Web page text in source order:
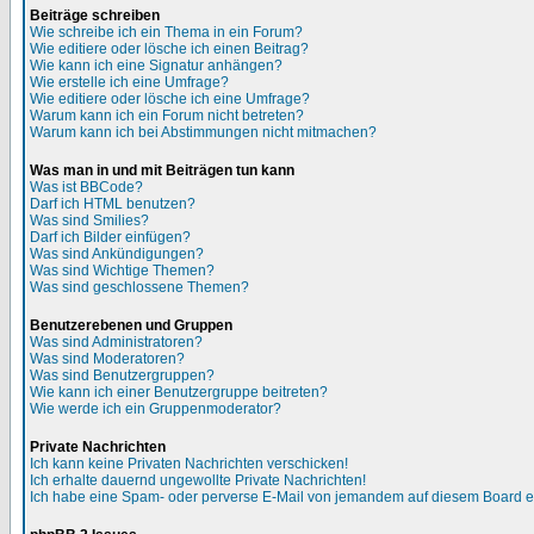
Beiträge schreiben
Wie schreibe ich ein Thema in ein Forum?
Wie editiere oder lösche ich einen Beitrag?
Wie kann ich eine Signatur anhängen?
Wie erstelle ich eine Umfrage?
Wie editiere oder lösche ich eine Umfrage?
Warum kann ich ein Forum nicht betreten?
Warum kann ich bei Abstimmungen nicht mitmachen?
Was man in und mit Beiträgen tun kann
Was ist BBCode?
Darf ich HTML benutzen?
Was sind Smilies?
Darf ich Bilder einfügen?
Was sind Ankündigungen?
Was sind Wichtige Themen?
Was sind geschlossene Themen?
Benutzerebenen und Gruppen
Was sind Administratoren?
Was sind Moderatoren?
Was sind Benutzergruppen?
Wie kann ich einer Benutzergruppe beitreten?
Wie werde ich ein Gruppenmoderator?
Private Nachrichten
Ich kann keine Privaten Nachrichten verschicken!
Ich erhalte dauernd ungewollte Private Nachrichten!
Ich habe eine Spam- oder perverse E-Mail von jemandem auf diesem Board